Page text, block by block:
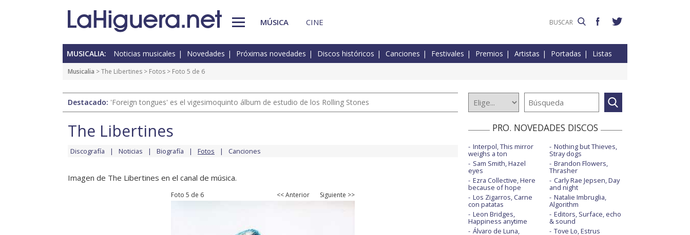
MÚSICA CINE
MUSICALIA: Noticias musicales Novedades Próximas novedades Discos históricos Canciones Festivales Premios Artistas Portadas Listas
Musicalia >The Libertines > Fotos > Foto 5 de 6
Destacado: 'Foreign tongues' es el vigesimoquinto álbum de estudio de los Rolling Stones
The Libertines
Discografía Noticias Biografía Fotos Canciones
Imagen de The Libertines en el canal de música.
Foto 5 de 6 << Anterior Siguiente >>
PRO. NOVEDADES DISCOS
Interpol, This mirror
weighs a ton
Sam Smith, Hazel
eyes
Ezra Collective, Here
because of hope
Los Zigarros, Carne
con patatas
Leon Bridges,
Happiness anytime
Álvaro de Luna,
Nothing but Thieves,
Stray dogs
Brandon Flowers,
Thrasher
Carly Rae Jepsen, Day
and night
Natalie Imbruglia,
Algorithm
Editors, Surface, echo
& sound
Tove Lo, Estrus